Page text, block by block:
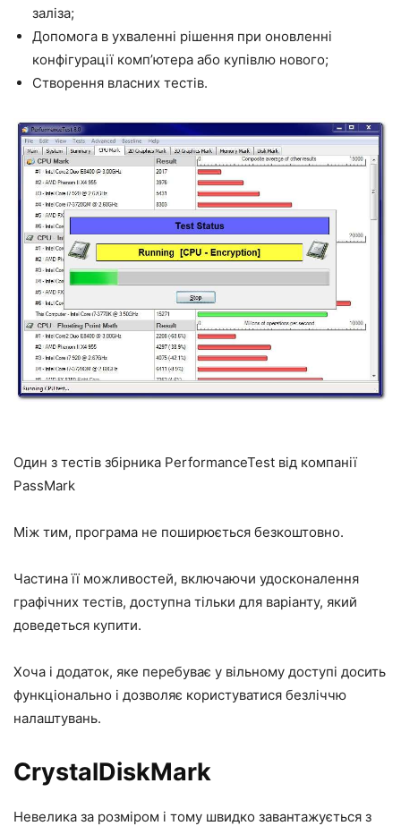
заліза;
Допомога в ухваленні рішення при оновленні
конфігурації комп’ютера або купівлю нового;
Створення власних тестів.
Один з тестів збірника PerformanceTest від компанії
PassMark
Між тим, програма не поширюється безкоштовно.
Частина її можливостей, включаючи удосконалення
графічних тестів, доступна тільки для варіанту, який
доведеться купити.
Хоча і додаток, яке перебуває у вільному доступі досить
функціонально і дозволяє користуватися безліччю
налаштувань.
CrystalDiskMark
Невелика за розміром і тому швидко завантажується з